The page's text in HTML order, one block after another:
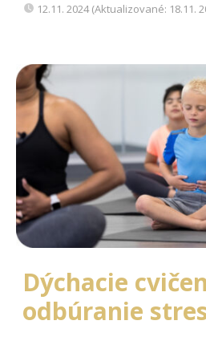
12.11. 2024 (Aktualizované: 18.11.
Dýchacie
odbúranie